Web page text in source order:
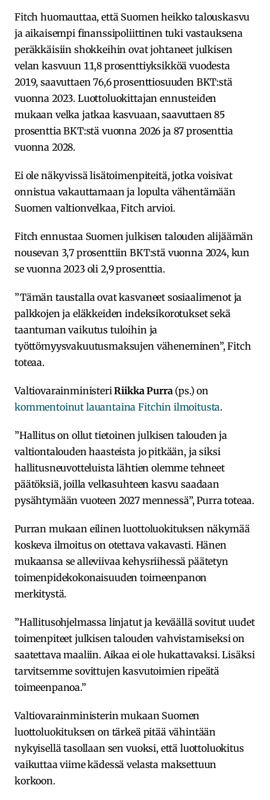
Fitch huomauttaa, että Suomen heikko talouskasvu
ja aikaisempi finanssipoliittinen tuki vastauksena
peräkkäisiin shokkeihin ovat johtaneet julkisen
velan kasvuun 11,8 prosenttiyksikköä vuodesta
2019, saavuttaen 76,6 prosenttiosuuden BKT:stä
vuonna 2023. Luottoluokittajan ennusteiden
mukaan velka jatkaa kasvuaan, saavuttaen 85
prosenttia BKT:stä vuonna 2026 ja 87 prosenttia
vuonna 2028.
Ei ole näkyvissä lisätoimenpiteitä, jotka voisivat
onnistua vakauttamaan ja lopulta vähentämään
Suomen valtionvelkaa, Fitch arvioi.
Fitch ennustaa Suomen julkisen talouden alijäämän
nousevan 3,7 prosenttiin BKT:stä vuonna 2024, kun
se vuonna 2023 oli 2,9 prosenttia.
”Tämän taustalla ovat kasvaneet sosiaalimenot ja
palkkojen ja eläkkeiden indeksikorotukset sekä
taantuman vaikutus tuloihin ja
työttömyysvakuutusmaksujen väheneminen”, Fitch
toteaa.
ValtiovarainministeriRiikka Purra (ps.) on
kommentoinut lauantaina Fitchin ilmoitusta.
”Hallitus on ollut tietoinen julkisen talouden ja
valtiontalouden haasteista jo pitkään, ja siksi
hallitusneuvotteluista lähtien olemme tehneet
päätöksiä, joilla velkasuhteen kasvu saadaan
pysähtymään vuoteen 2027 mennessä”, Purra toteaa.
Purran mukaan eilinen luottoluokituksen näkymää
koskeva ilmoitus on otettava vakavasti. Hänen
mukaansa se alleviivaa kehysriihessä päätetyn
toimenpidekokonaisuuden toimeenpanon
merkitystä.
”Hallitusohjelmassa linjatut ja keväällä sovitut uudet
toimenpiteet julkisen talouden vahvistamiseksi on
saatettava maaliin. Aikaa ei ole hukattavaksi. Lisäksi
tarvitsemme sovittujen kasvutoimien ripeätä
toimeenpanoa.”
Valtiovarainministerin mukaan Suomen
luottoluokituksen on tärkeä pitää vähintään
nykyisellä tasollaan sen vuoksi, että luottoluokitus
vaikuttaa viime kädessä velasta maksettuun
korkoon.